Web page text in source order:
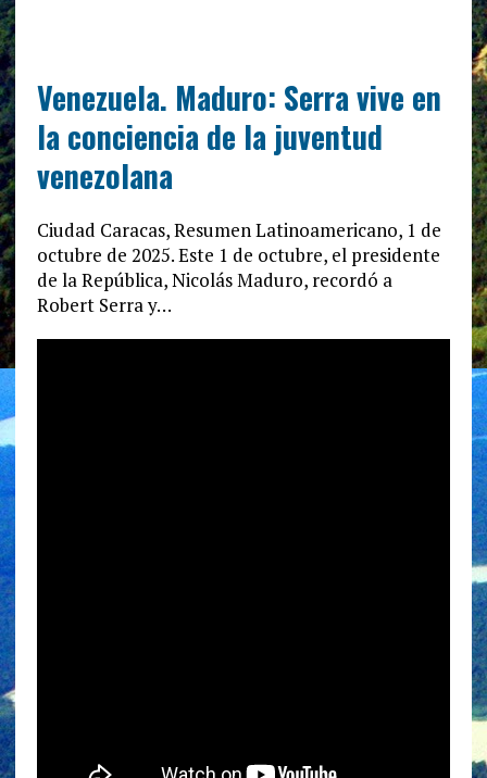
Venezuela. Maduro: Serra vive en
la conciencia de la juventud
venezolana
Ciudad Caracas, Resumen Latinoamericano, 1 de
octubre de 2025. Este 1 de octubre, el presidente
de la República, Nicolás Maduro, recordó a
Robert Serra y…